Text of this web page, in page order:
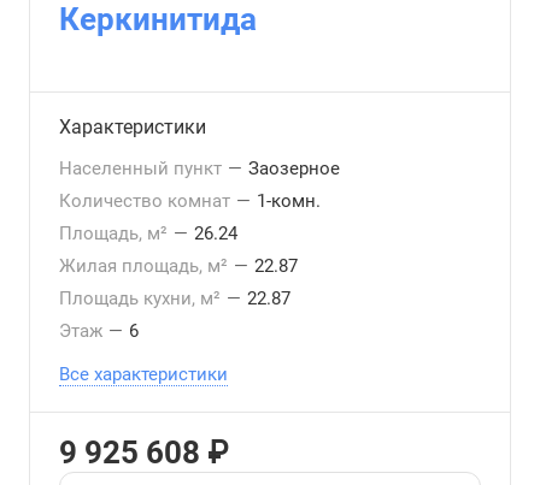
Керкинитида
Характеристики
Населенный пункт — Заозерное
Количество комнат — 1-комн.
Площадь, м² — 26.24
Жилая площадь, м² — 22.87
Площадь кухни, м² — 22.87
Этаж — 6
Все характеристики
9 925 608 ₽